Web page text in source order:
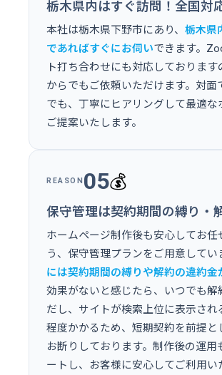
栃木県内はすぐ訪問！全国対
本社は栃木県下野市にあり、 栃木県
であればすぐにお伺いできます。
ト打ち合わせにも対応しております
からでもご依頼いただけます。対面
でも、丁寧にヒアリングして最適な
ご提案いたします。
REASON 05💰
保守管理は契約期間の縛り・
ホームページ制作後も安心してお任
う、保守管理プランをご用意してい
には契約期間の縛りや解約の違約金
効果がないと感じたら、いつでも解
だし、サイトが検索上位に表示され
程度かかるため、短期契約を前提と
お断りしております。制作後の運用
ートし、お客様に安心してご利用い